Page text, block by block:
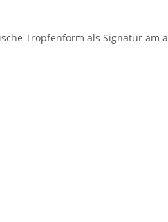
Tropfenform als Signatur am